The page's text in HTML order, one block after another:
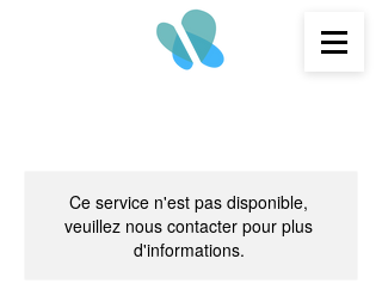
Ce service n'est pas disponible,
veuillez nous contacter pour plus
d'informations.